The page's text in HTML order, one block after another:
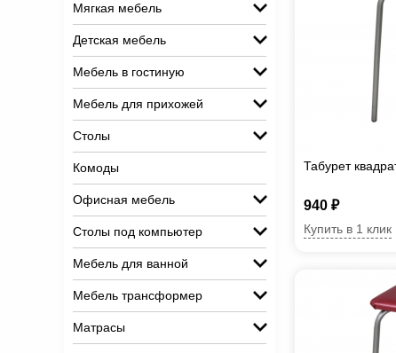
Мягкая мебель
Детская мебель
Мебель в гостиную
Мебель для прихожей
Столы
Комоды
Офисная мебель
Столы под компьютер
Мебель для ванной
Мебель трансформер
Матрасы
Табурет
940 ₽
Купить в 1 клик